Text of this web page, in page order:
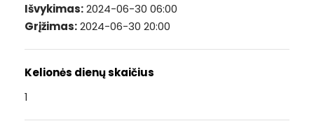
Išvykimas:2024-06-30 06:00
Grįžimas:2024-06-30 20:00
Kelionės dienų skaičius
1